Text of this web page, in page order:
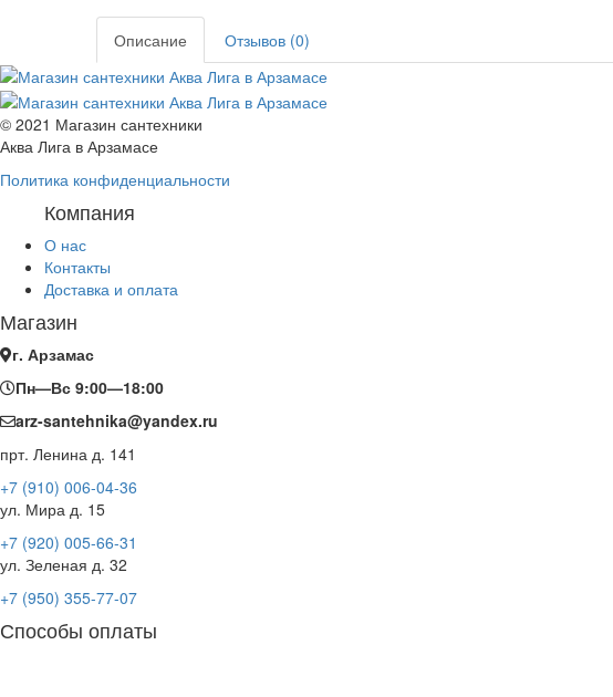
Описание Отзывов (0)
© 2021 Магазин сантехники
Аква Лига в Арзамасе
Политика конфиденциальности
Компания
О нас
Контакты
Доставка и оплата
Магазин
г. Арзамас
Пн—Вс 9:00—18:00
arz-santehnika@yandex.ru
прт. Ленина д. 141
+7 (910) 006-04-36
ул. Мира д. 15
+7 (920) 005-66-31
ул. Зеленая д. 32
+7 (950) 355-77-07
Способы оплаты